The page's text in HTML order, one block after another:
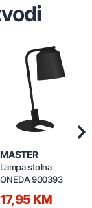
MASTER
Lampa stolna
ONEDA 900393
17,95 KM